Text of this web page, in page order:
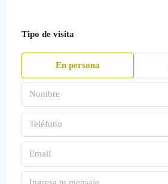
Tipo de visita
En persona